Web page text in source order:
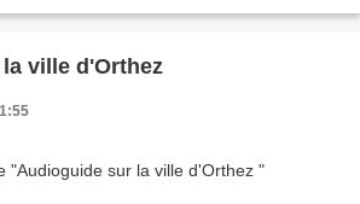
ville d'Orthez